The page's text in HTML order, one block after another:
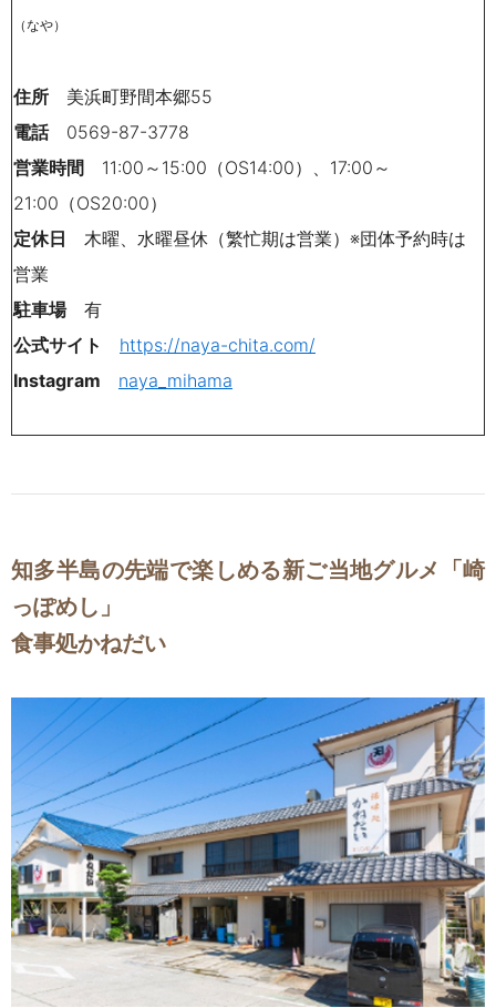
（なや）
住所 美浜町野間本郷55
電話0569-87-3778
営業時間 11:00～15:00（OS14:00）、17:00～
21:00（OS20:00）
定休日 木曜、水曜昼休（繁忙期は営業）※団体予約時は
営業
駐車場有
公式サイト
https://naya-chita.com/
Instagram
naya_mihama
知多半島の先端で楽しめる新ご当地グルメ「崎
っぽめし」
食事処かねだい